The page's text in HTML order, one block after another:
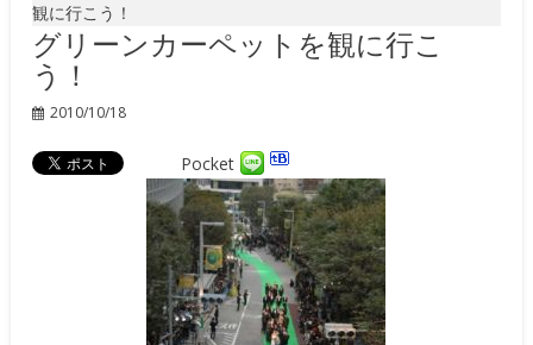
観に行こう！
グリーンカーペットを観に行こ
う！
2010/10/18
Pocket